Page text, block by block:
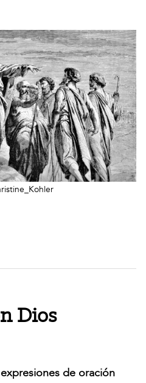
address
Dios
de oración